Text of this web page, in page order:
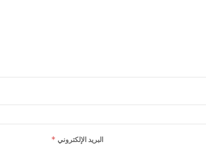
البريد الإلكتروني *